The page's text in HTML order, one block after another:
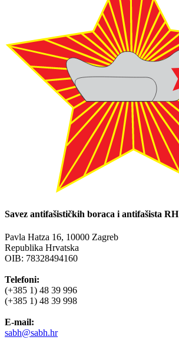
Savez antifašističkih boraca i antifašista RH
Pavla Hatza 16, 10000 Zagreb
Republika Hrvatska
OIB: 78328494160
Telefoni:
(+385 1) 48 39 996
(+385 1) 48 39 998
E-mail:
sabh@sabh.hr